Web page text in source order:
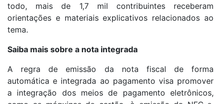
todo, mais de 1,7 mil contribuintes receberam
orientações e materiais explicativos relacionados ao
tema.
Saiba mais sobre a nota integrada
A regra de emissão da nota fiscal de forma
automática e integrada ao pagamento visa promover
a integração dos meios de pagamento eletrônicos,